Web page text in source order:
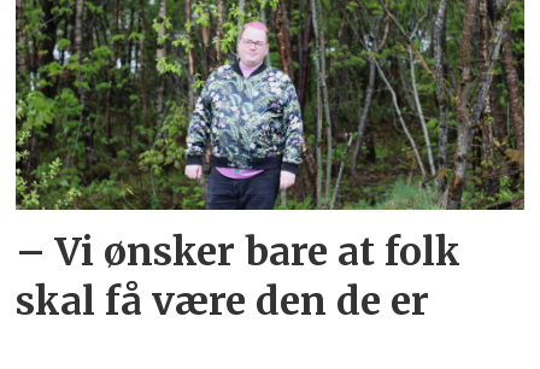
– Vi ønsker bare at folk
skal få være den de er